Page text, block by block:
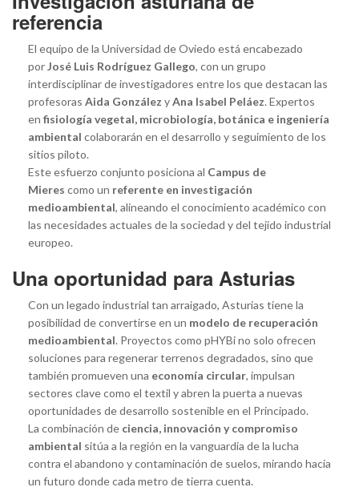
referencia
El equipo de la Universidad de Oviedo está encabezado
porJosé Luis Rodríguez Gallego, con un grupo
interdisciplinar de investigadores entre los que destacan las
profesoras Aida González yAna Isabel Peláez. Expertos
en fisiología vegetal, microbiología, botánica e ingeniería
ambiental colaborarán en el desarrollo y seguimiento de los
sitios piloto.
Este esfuerzo conjunto posiciona al Campus de
Mieres como un referente en investigación
medioambiental, alineando el conocimiento académico con
las necesidades actuales de la sociedad y del tejido industrial
europeo.
Una oportunidad para Asturias
Con un legado industrial tan arraigado, Asturias tiene la
posibilidad de convertirse en un modelo de recuperación
medioambiental. Proyectos como pHYBi no solo ofrecen
soluciones para regenerar terrenos degradados, sino que
también promueven una economía circular, impulsan
sectores clave como el textil y abren la puerta a nuevas
oportunidades de desarrollo sostenible en el Principado.
La combinación de ciencia, innovación y compromiso
ambiental sitúa a la región en la vanguardia de la lucha
contra el abandono y contaminación de suelos, mirando hacia
un futuro donde cada metro de tierra cuenta.